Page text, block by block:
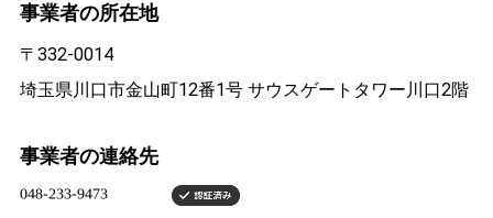
事業者の所在地
〒332-0014
埼玉県川口市金山町12番1号 サウスゲートタワー川口2階
事業者の連絡先